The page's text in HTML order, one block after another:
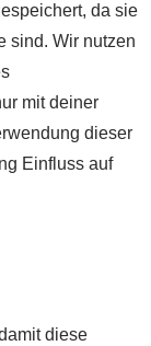
da sie
sind. Wir nutzen
mit deiner
dieser
Einfluss auf
diese